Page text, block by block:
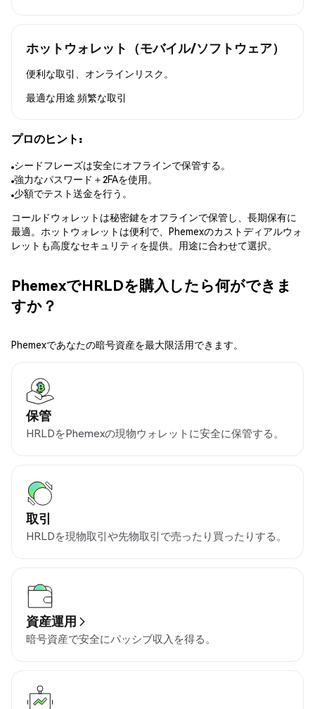
ホットウォレット（モバイル/ソフトウェア）
便利な取引、オンラインリスク。
最適な用途 頻繁な取引
プロのヒント:
シードフレーズは安全にオフラインで保管する。
強力なパスワード＋2FAを使用。
少額でテスト送金を行う。
コールドウォレットは秘密鍵をオフラインで保管し、長期保有に
最適。ホットウォレットは便利で、Phemexのカストディアルウォ
レットも高度なセキュリティを提供。用途に合わせて選択。
PhemexでHRLDを購入したら何ができま
すか？
Phemexであなたの暗号資産を最大限活用できます。
保管
HRLDをPhemexの現物ウォレットに安全に保管する。
取引
HRLDを現物取引や先物取引で売ったり買ったりする。
資産運用
暗号資産で安全にパッシブ収入を得る。